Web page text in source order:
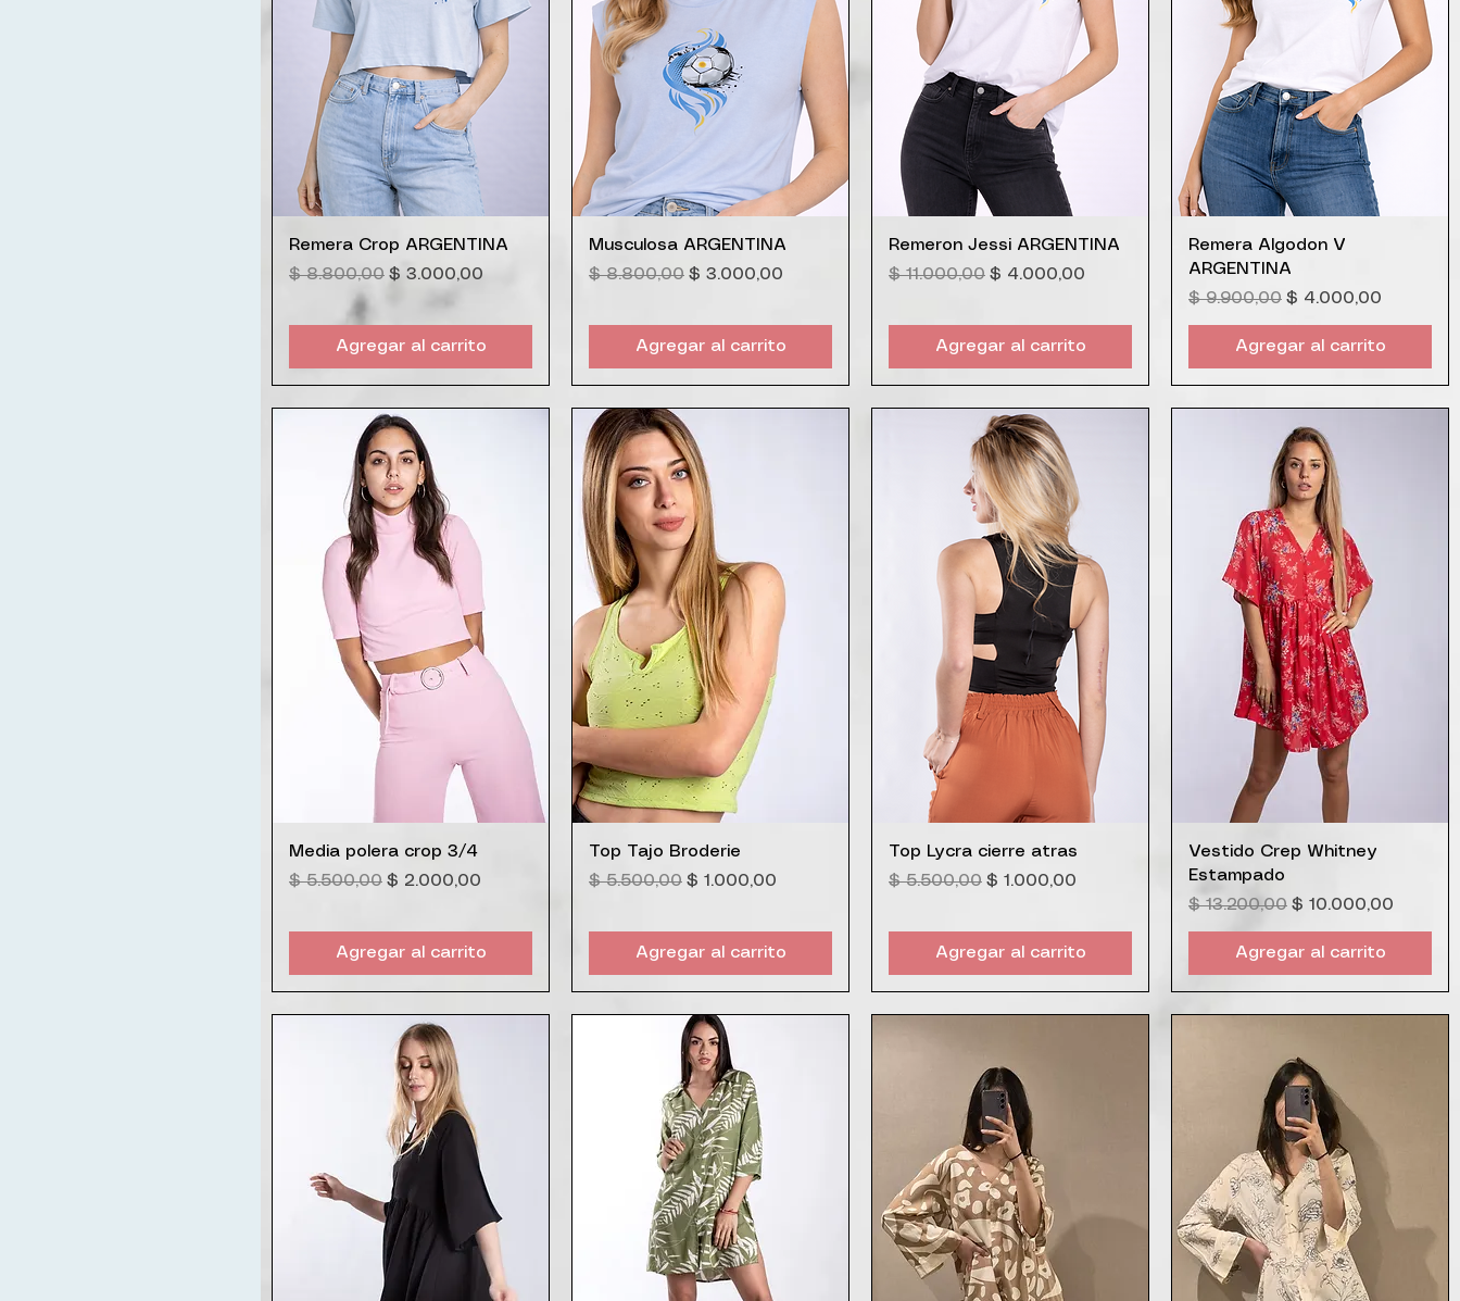
Vista rápida
Remera Crop ARGENTINA
Precio
$ 8.800,00 Precio de oferta
$ 3.000,00
Agregar al carrito
Vista rápida
Musculosa ARGENTINA
Precio
$ 8.800,00 Precio de oferta
$ 3.000,00
Agregar al carrito
Vista rápida
Remeron Jessi ARGENTINA
Precio
$ 11.000,00 Precio de oferta
$ 4.000,00
Agregar al carrito
Vista rápida
Remera Algodon V
ARGENTINA
Precio
$ 9.900,00 Precio de oferta
$ 4.000,00
Agregar al carrito
Vista rápida
Media polera crop 3/4
Precio
$ 5.500,00 Precio de oferta
$ 2.000,00
Agregar al carrito
Vista rápida
Top Tajo Broderie
Precio
$ 5.500,00 Precio de oferta
$ 1.000,00
Agregar al carrito
Vista rápida
Top Lycra cierre atras
Precio
$ 5.500,00 Precio de oferta
$ 1.000,00
Agregar al carrito
Vista rápida
Vestido Crep Whitney
Estampado
Precio
$ 13.200,00 Precio de oferta
$ 10.000,00
Agregar al carrito